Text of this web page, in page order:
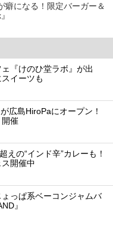
癖になる！限定バーガー＆
『けのひ堂ラボ』が出
イーツも
広島HiroPaにオープン！
開催
えの“インド辛”カレーも！
ス開催中
っぱ系ベーコンジャムバ
』